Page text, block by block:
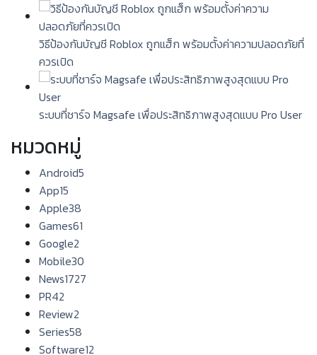
วิธีป้องกันบัญชี Roblox ถูกแฮ็ก พร้อมตั้งค่าความปลอดภัยที่
ควรเปิด
ระบบที่ชาร์จ Magsafe เพื่อประสิทธิภาพสูงสุดแบบ Pro User
หมวดหมู่
Android5
App15
Apple38
Games61
Google2
Mobile30
News1727
PR42
Review2
Series58
Software12